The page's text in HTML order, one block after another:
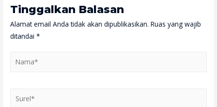
Tinggalkan Balasan
Alamat email Anda tidak akan dipublikasikan. Ruas yang wajib
ditandai*
Nama*